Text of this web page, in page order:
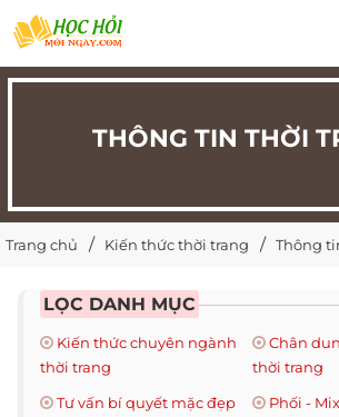
THÔNG TIN THỜI
Trang chủ Kiến thức thời trang Thông
LỌC DANH MỤC
Kiến thức chuyên ngành
thời trang
Chân
thời trang
Tư vấn bí quyết mặc đẹp
Phối -